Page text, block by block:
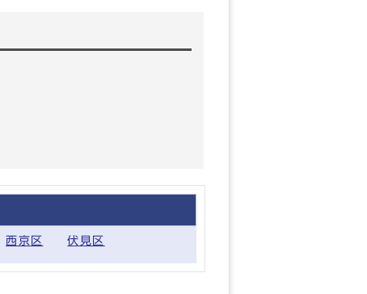
西京区 伏見区